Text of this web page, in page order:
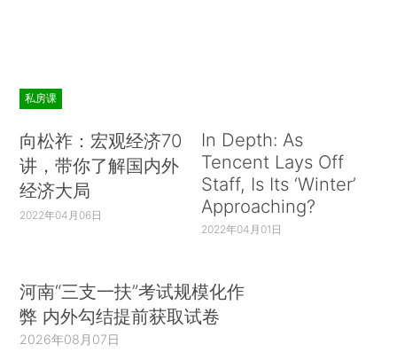
私房课
向松祚：宏观经济70
讲，带你了解国内外
经济大局
2022年04月06日
In Depth: As
Tencent Lays Off
Staff, Is Its ‘Winter’
Approaching?
2022年04月01日
河南“三支一扶”考试规模化作
弊 内外勾结提前获取试卷
2026年08月07日